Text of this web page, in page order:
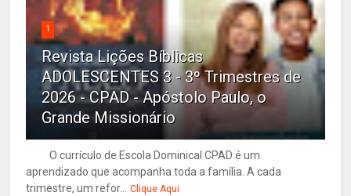
1
Revista Lições Bíblicas
ADOLESCENTES 3 - 3º Trimestres de
2026 - CPAD - Apóstolo Paulo, o
Grande Missionário
O currículo de Escola Dominical CPAD é um
aprendizado que acompanha toda a família. A cada
trimestre, um refor... Clique Aqui